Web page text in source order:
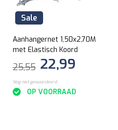
Sale
Aanhangernet 1,50x2,70M
met Elastisch Koord
25,55 22,99
Nog niet gewaardeerd
OP VOORRAAD